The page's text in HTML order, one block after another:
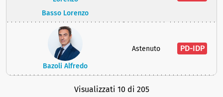
Basso Lorenzo
Bazoli Alfredo
Astenuto PD-IDP
Visualizzati 10 di 205